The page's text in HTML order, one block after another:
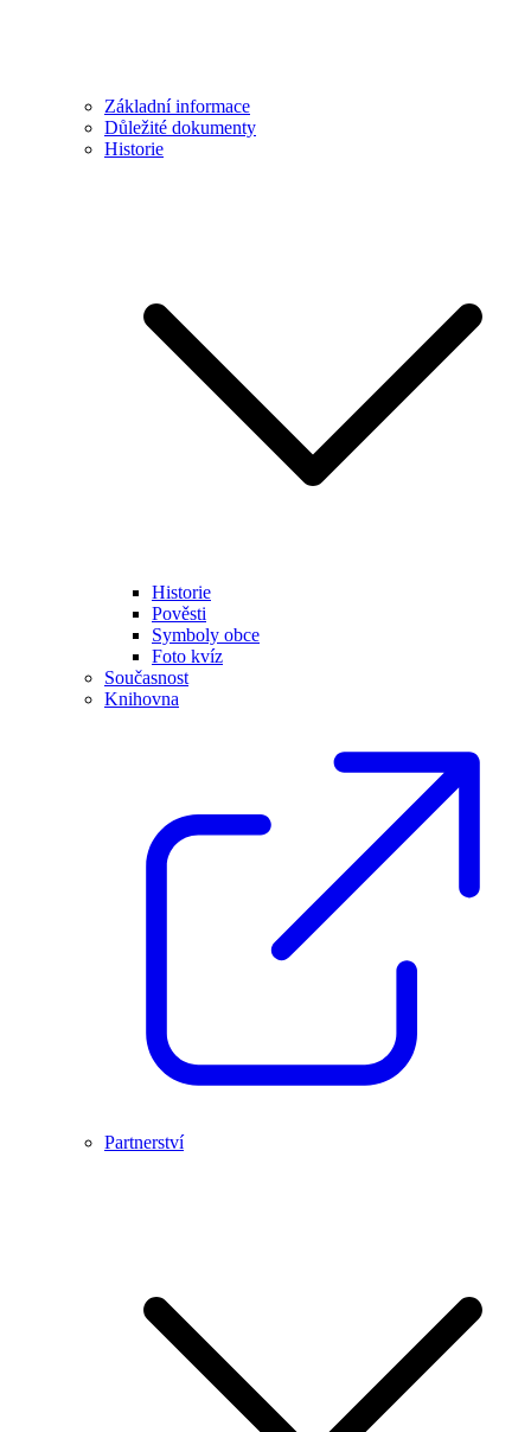
Základní informace
Důležité dokumenty
Historie
Historie
Pověsti
Symboly obce
Foto kvíz
Současnost
Knihovna
Partnerství